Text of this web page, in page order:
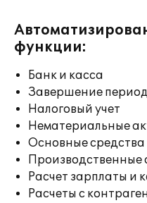
функции:
Банк и касса
Завершение
Налоговый учет
Нематериальные
Основные средства
Производственные
Расчет зарплаты и
Расчеты с